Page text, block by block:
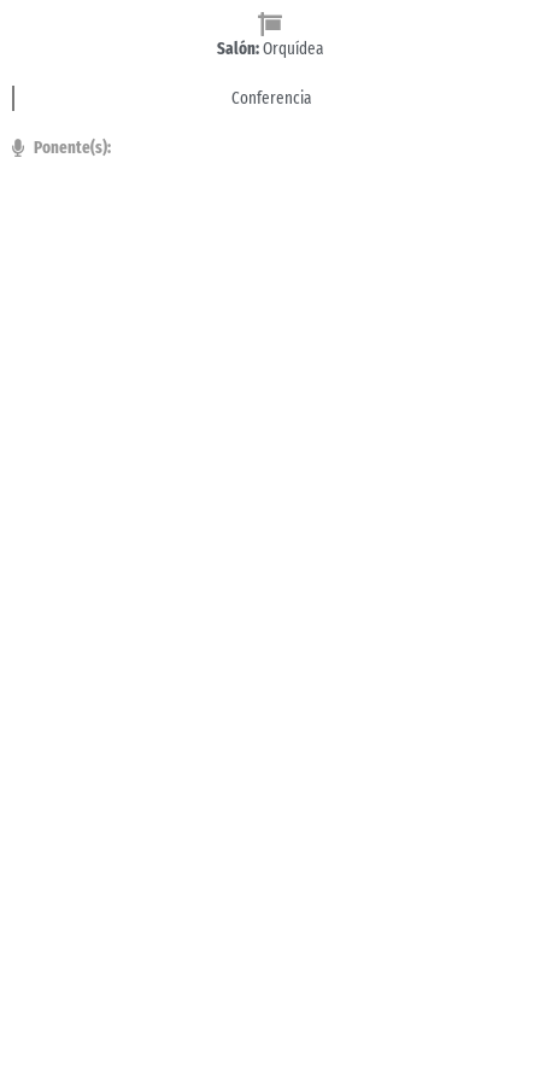
Salón:Orquídea
Conferencia
Ponente(s):